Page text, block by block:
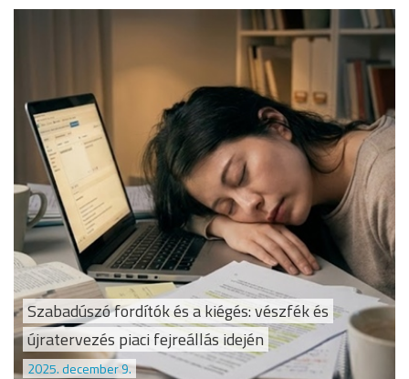
Szabadúszó fordítók és a kiégés: vészfék és
újratervezés piaci fejreállás idején
2025. december 9.